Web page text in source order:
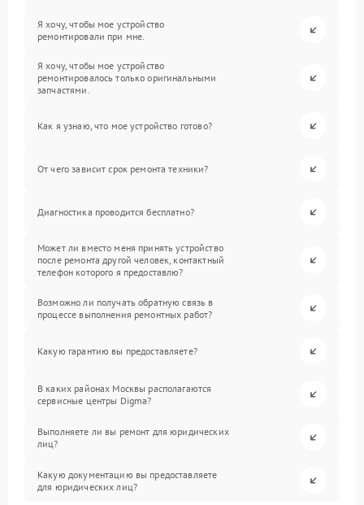
Я хочу, чтобы мое устройство
ремонтировали при мне.
Я хочу, чтобы мое устройство
ремонтировалось только оригинальными
запчастями.
Как я узнаю, что мое устройство готово?
От чего зависит срок ремонта техники?
Диагностика проводится бесплатно?
Может ли вместо меня принять устройство
после ремонта другой человек, контактный
телефон которого я предоставлю?
Возможно ли получать обратную связь в
процессе выполнения ремонтных работ?
Какую гарантию вы предоставляете?
В каких районах Москвы располагаются
сервисные центры Digma?
Выполняете ли вы ремонт для юридических
лиц?
Какую документацию вы предоставляете
для юридических лиц?